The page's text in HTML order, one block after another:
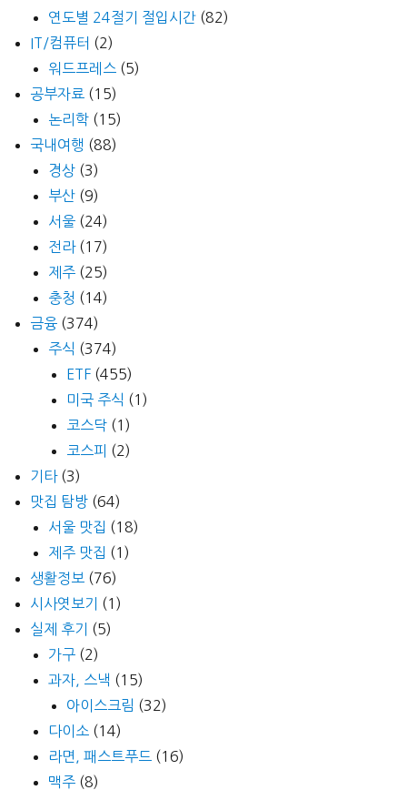
연도별 24절기 절입시간 (82)
IT/컴퓨터 (2)
워드프레스 (5)
공부자료 (15)
논리학 (15)
국내여행 (88)
경상 (3)
부산 (9)
서울 (24)
전라(17)
제주 (25)
충청 (14)
금융 (374)
주식 (374)
ETF (455)
미국 주식 (1)
코스닥 (1)
코스피 (2)
기타(3)
맛집 탐방 (64)
서울 맛집 (18)
제주 맛집 (1)
생활정보 (76)
시사엿보기
(1)
실제 후기
(5)
가구 (2)
과자, 스낵 (15)
아이스크림 (32)
다이소 (14)
라면, 패스트푸드 (16)
맥주 (8)